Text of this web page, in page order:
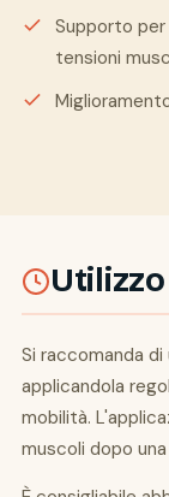
Supporto
tensioni
Si raccomanda
applicandola
mobilità.
muscoli dopo